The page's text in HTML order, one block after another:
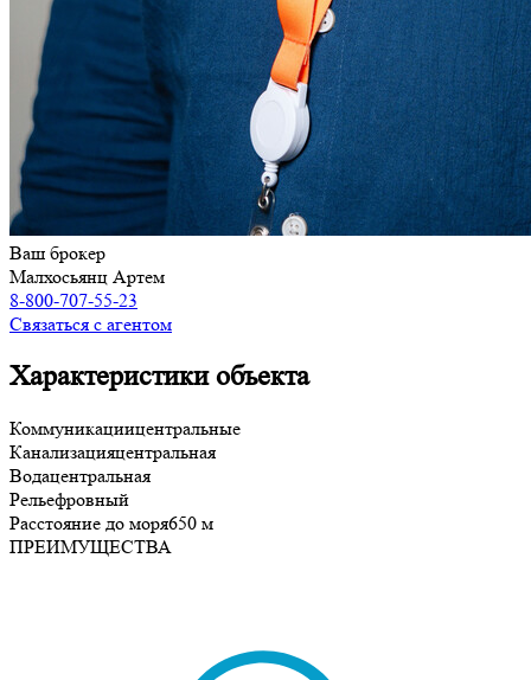
Ваш брокер
Малхосьянц Артем
8-800-707-55-23
Связаться с агентом
Характеристики объекта
Коммуникациицентральные
Канализацияцентральная
Водацентральная
Рельефровный
Расстояние до моря650 м
ПРЕИМУЩЕСТВА